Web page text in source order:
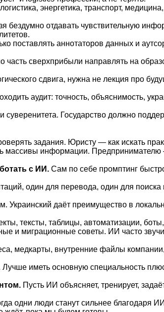
энергетика, транспорт,
отдавать чувствительную
поставлять аннотаторов данных и
сверхприбыли направлять на
сдвига, нужна не лекция про
аудит: точность, объяснимость,
суверенитета. Государство должно
задания. Юристу — как искать
массивы информации. Предпринимателю
с ИИ.Сам по себе промптинг
один для перевода, один для
Украинский даёт преимущество в
тексты, таблицы, автоматизации,
и миграционные советы. ИИ часто
медкарты, внутренние файлы
иметь основную специальность
Пусть ИИ объясняет, тренирует,
одни люди станут сильнее благодаря